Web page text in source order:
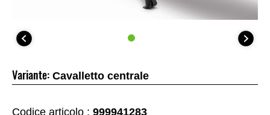
Variante: Cavalletto centrale
Codice articolo : 999941283